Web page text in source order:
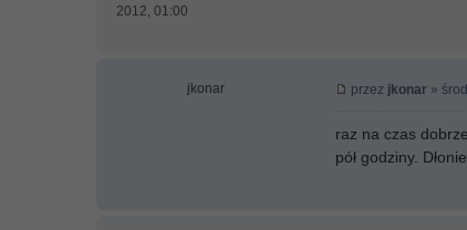
2012, 01:00
jkonar przez jkonar »
raz na czas
pół godziny.